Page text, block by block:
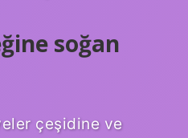
soğan
çeşidine ve